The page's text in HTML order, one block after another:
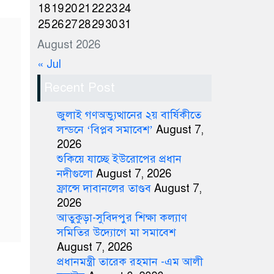
August 2026
18192021 222324
25262728293031
« Jul
Recent Post
জুলাই গণঅভ্যুত্থানের ২য় বার্ষিকীতে
লন্ডনে ‘বিপ্লব সমাবেশ’ August 7,
2026
শুকিয়ে যাচ্ছে ইউরোপের প্রধান
নদীগুলো August 7, 2026
ফ্রান্সে দাবানলের তাণ্ডব August 7,
2026
আতুকুড়া-সুবিদপুর শিক্ষা কল্যাণ
সমিতির উদ্যোগে মা সমাবেশ
August 7, 2026
প্রধানমন্ত্রী তারেক রহমান -এম আলী